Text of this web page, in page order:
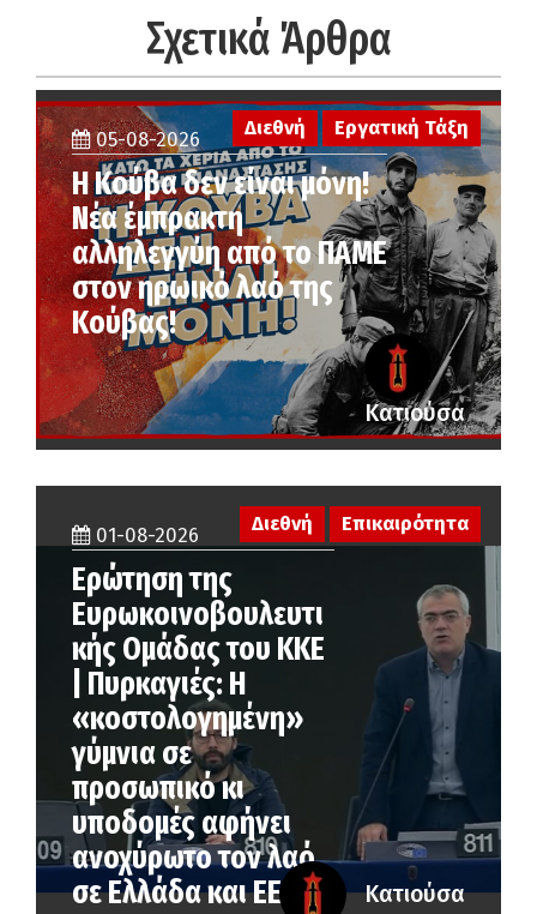
Σχετικά Άρθρα
Διεθνή Εργατική Τάξη
05-08-2026
Η Κούβα δεν είναι μόνη!
Νέα έμπρακτη
αλληλεγγύη από το ΠΑΜΕ
στον ηρωικό λαό της
Κούβας!
Κατιούσα
01-08-2026
Ερώτηση της
Ευρωκοινοβουλευτι
κής Ομάδας του ΚΚΕ
| Πυρκαγιές: Η
«κοστολογημένη»
γύμνια σε
προσωπικό κι
υποδομές αφήνει
ανοχύρωτο τον λαό
σε Ελλάδα και ΕΕ
Διεθνή Επικαιρότητα
Κατιούσα